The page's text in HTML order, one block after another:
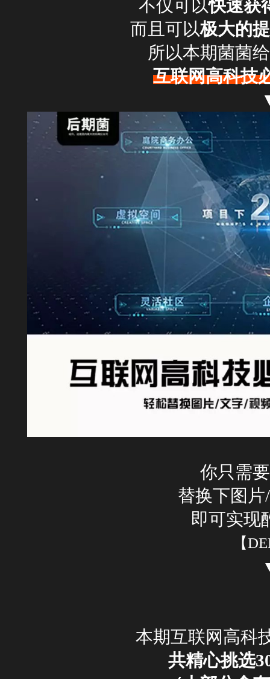
不仅可以快速获
而且可以极大的
所以本期菌菌
互联网高科技
你只需
替换下图
即可实现
【
本期互联网高科
共精心挑选